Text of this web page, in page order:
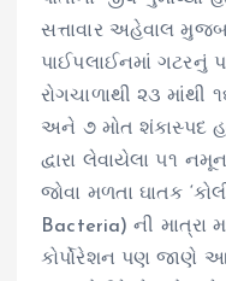
સત્તાવાર અહેવાલ મુજબ,
પાઈપલાઈનમાં ગટરનું
રોગચાળાથી ૨૩ માંથી
અને ૭ મોત શંકાસ્પદ
દ્વારા લેવાયેલા ૫૧
જોવા મળતા ઘાતક
Bacteria) ની માત્રા
કોર્પોરેશન પણ જાણે